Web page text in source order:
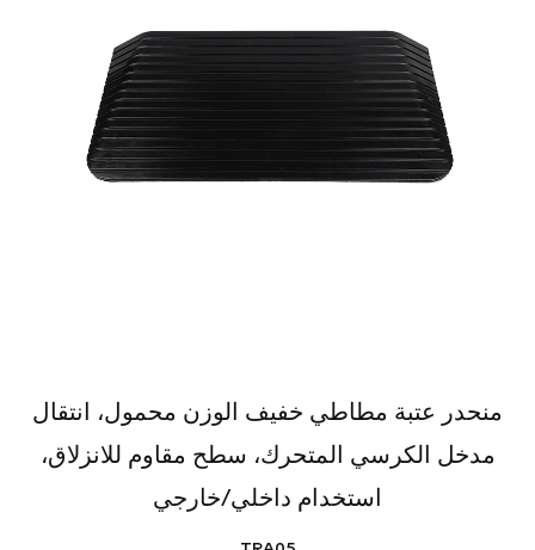
منحدر عتبة مطاطي خفيف الوزن محمول، انتقال
مدخل الكرسي المتحرك، سطح مقاوم للانزلاق،
استخدام داخلي/خارجي